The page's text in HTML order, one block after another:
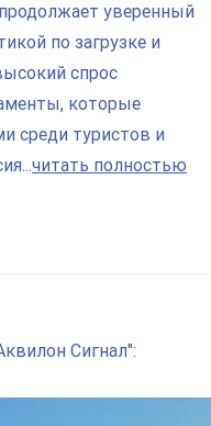
уверенный
по загрузке и
спрос
которые
среди туристов и
читать полностью
Сигнал":